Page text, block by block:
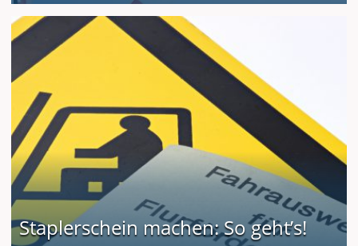
Staplerschein machen: So geht’s!